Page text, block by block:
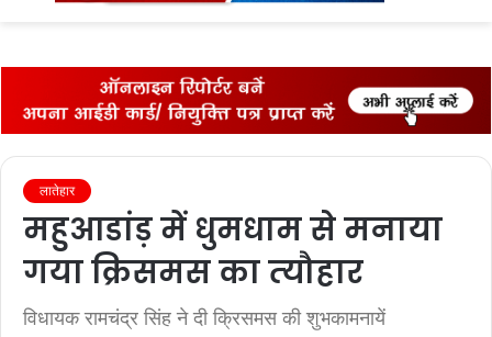
लातेहार
महुआडांड़ में धुमधाम से मनाया
गया क्रिसमस का त्‍यौहार
विधायक रामचंद्र सिंह ने दी क्रिसमस की शुभकामनायें